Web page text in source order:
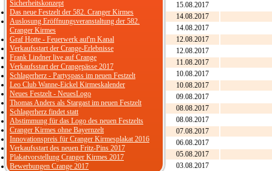
15.08.2017
14.08.2017
14.08.2017
12.08.2017
12.08.2017
11.08.2017
10.08.2017
10.08.2017
09.08.2017
08.08.2017
08.08.2017
07.08.2017
06.08.2017
05.08.2017
03.08.2017
Sicherheitskonzept
Das neue Festzelt der 582. Cranger Kirmes
Auslosung Eröffnungsveranstaltung der 582.
Cranger Kirmes
Graf Hotte - Feuerwerk auf'm Kanal
Verkaufsstart der Crange-Erlebnisse
Frank Lindner live auf Crange
Verkaufsstart der Crangepässe 2017
Schlagerherz - Partyspass im neuen Festzelt
Leo Club Wanne-Eickel Kirmeskalender
Neues Festzelt - NeuesLogo
Thomas Anders als Stargast im neuen Festzelt
Schlagerherz findet statt
Abstimmung für das Logo des neuen Festzelts
Cranger Kirmes ohne Bayernzelt
Innovationspreis für Cranger Kirmesplakat 2016
Verkaufsstart des neuen Fritz-Pins 2017
Plakatvorstellung Cranger Kirmes 2017
Bewerbungen Crange 2017